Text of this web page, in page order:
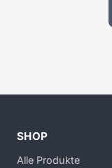
SHOP
Alle Produkte